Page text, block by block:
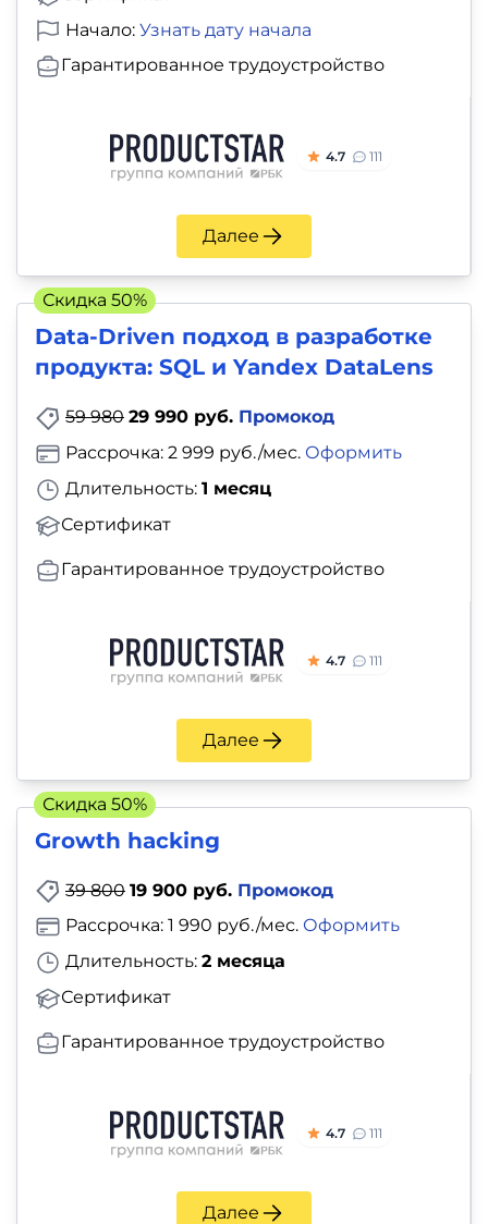
Начало: Узнать дату начала
Гарантированное трудоустройство
4.7 111
Далее
Data-Driven подход в разработке
продукта: SQL и Yandex DataLens
59 980 29 990 руб. Промокод
Длительность: 1 месяц
Сертификат
Рассрочка: 2 999 руб./мес. Оформить
Гарантированное трудоустройство
4.7 111
Далее
Скидка 50%
Growth hacking
39 800 19 900 руб. Промокод
Длительность: 2 месяца
Сертификат
Рассрочка: 1 990 руб./мес. Оформить
Гарантированное трудоустройство
4.7 111
Далее
Скидка 50%